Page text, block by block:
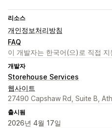
리소스
개인정보처리방침
FAQ
이 개발자는 한국어(으)로 직접
개발자
Storehouse Services
웹사이트
27490 Capshaw Rd, Suite B,
출시됨
2026년 4월 17일